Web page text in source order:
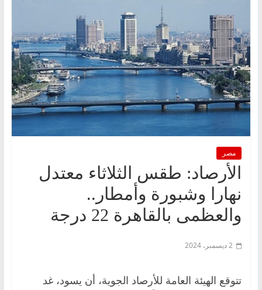
مصر
الأرصاد: طقس الثلاثاء معتدل
نهارا وشبورة وأمطار..
والعظمى بالقاهرة 22 درجة
2 ديسمبر، 2024
تتوقع الهيئة العامة للأرصاد الجوية، أن يسود، غد